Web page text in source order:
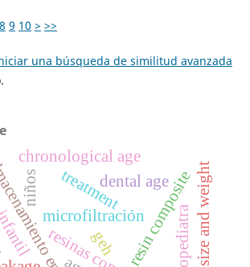
8 9 10 > >>
una búsqueda de similitud avanzada
microfiltración
en agua resin composite
niños treatment
chronological age
dental age
high size and weight
geh